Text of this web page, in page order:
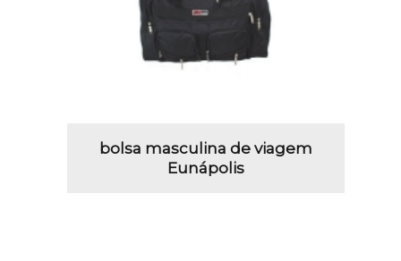
bolsa masculina de viagem
Eunápolis